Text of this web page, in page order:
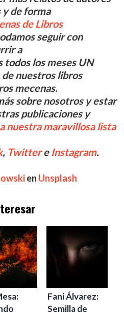
de forma
de Libros
seguir con
a
todos los meses UN
de nuestros libros
mecenas.
sobre nosotros y estar
publicaciones y
nuestra maravillosa lista
, Twittere Instagram.
en Unsplash
Fani Álvarez:
Semilla de